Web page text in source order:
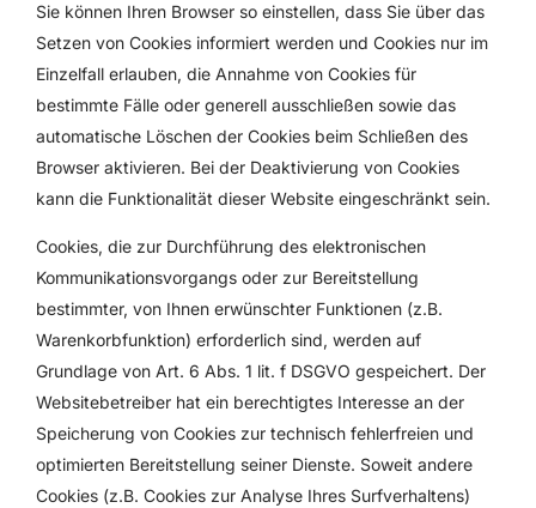
Sie können Ihren Browser so einstellen, dass Sie über das
Setzen von Cookies informiert werden und Cookies nur im
Einzelfall erlauben, die Annahme von Cookies für
bestimmte Fälle oder generell ausschließen sowie das
automatische Löschen der Cookies beim Schließen des
Browser aktivieren. Bei der Deaktivierung von Cookies
kann die Funktionalität dieser Website eingeschränkt sein.
Cookies, die zur Durchführung des elektronischen
Kommunikationsvorgangs oder zur Bereitstellung
bestimmter, von Ihnen erwünschter Funktionen (z.B.
Warenkorbfunktion) erforderlich sind, werden auf
Grundlage von Art. 6 Abs. 1 lit. f DSGVO gespeichert. Der
Websitebetreiber hat ein berechtigtes Interesse an der
Speicherung von Cookies zur technisch fehlerfreien und
optimierten Bereitstellung seiner Dienste. Soweit andere
Cookies (z.B. Cookies zur Analyse Ihres Surfverhaltens)